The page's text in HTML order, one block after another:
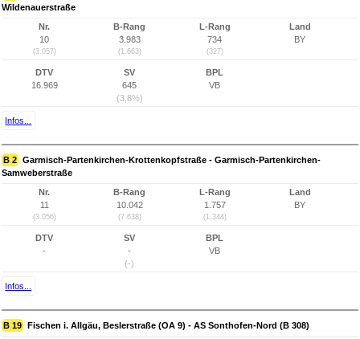
Wildenauerstraße
Nr.
10
(3.057)
B-Rang
3.983
(1.663)
L-Rang
734
(327)
Land
BY
DTV
16.969
SV
645
(3,8%)
BPL
VB
Infos...
B 2 Garmisch-Partenkirchen-Krottenkopfstraße - Garmisch-Partenkirchen-
Samweberstraße
Nr.
11
(3.056)
B-Rang
10.042
(7.638)
L-Rang
1.757
(1.344)
Land
BY
DTV
-
SV
-
(-)
BPL
VB
Infos...
B 19 Fischen i. Allgäu, Beslerstraße (OA 9) - AS Sonthofen-Nord (B 308)